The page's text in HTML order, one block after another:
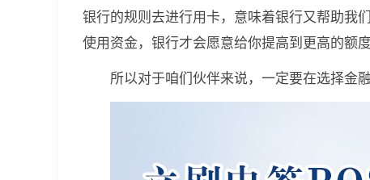
银行的规则去进行用卡，意味着银行又帮助我
使用资金，银行才会愿意给你提高到更高的额
所以对于咱们伙伴来说，一定要在选择金